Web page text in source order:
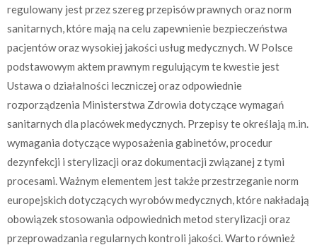
regulowany jest przez szereg przepisów prawnych oraz norm
sanitarnych, które mają na celu zapewnienie bezpieczeństwa
pacjentów oraz wysokiej jakości usług medycznych. W Polsce
podstawowym aktem prawnym regulującym te kwestie jest
Ustawa o działalności leczniczej oraz odpowiednie
rozporządzenia Ministerstwa Zdrowia dotyczące wymagań
sanitarnych dla placówek medycznych. Przepisy te określają m.in.
wymagania dotyczące wyposażenia gabinetów, procedur
dezynfekcji i sterylizacji oraz dokumentacji związanej z tymi
procesami. Ważnym elementem jest także przestrzeganie norm
europejskich dotyczących wyrobów medycznych, które nakładają
obowiązek stosowania odpowiednich metod sterylizacji oraz
przeprowadzania regularnych kontroli jakości. Warto również